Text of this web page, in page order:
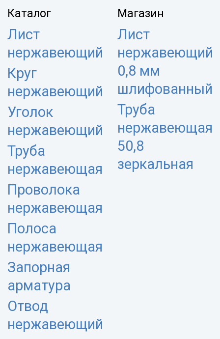
Каталог
Лист
нержавеющий
Круг
нержавеющий
Уголок
нержавеющий
Труба
нержавеющая
Проволока
нержавеющая
Полоса
нержавеющая
Запорная
арматура
Отвод
нержавеющий
Магазин
Лист
нержавеющий
0,8 мм
шлифованный
Труба
нержавеющая
50,8
зеркальная